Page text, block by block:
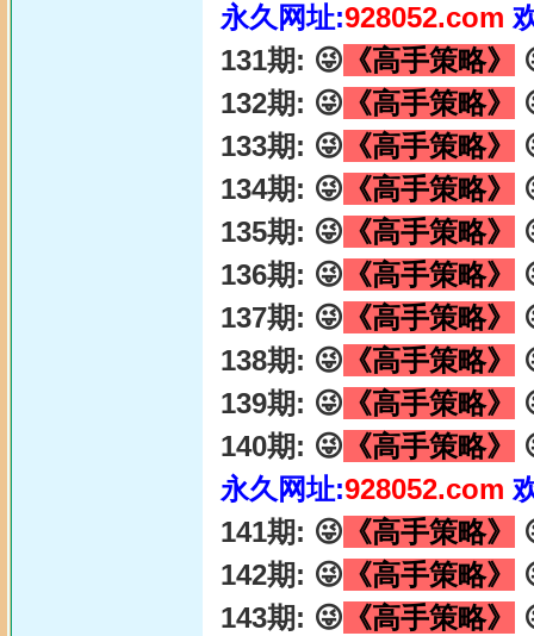
永久网址:928052.com
131期: 😜 《高手策略》
132期: 😜 《高手策略》
133期: 😜 《高手策略》
134期: 😜 《高手策略》
135期: 😜 《高手策略》
136期: 😜 《高手策略》
137期: 😜 《高手策略》
138期: 😜 《高手策略》
139期: 😜 《高手策略》
140期: 😜 《高手策略》
永久网址:928052.com
141期: 😜 《高手策略》
142期: 😜 《高手策略》
143期: 😜 《高手策略》